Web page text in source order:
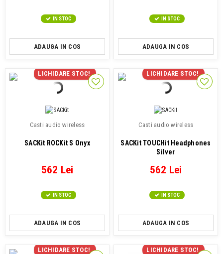
IN STOC
ADAUGA IN COS
IN STOC
ADAUGA IN COS
LICHIDARE STOC!
Casti audio wireless
SACKit ROCKit S Onyx
562 Lei
IN STOC
ADAUGA IN COS
LICHIDARE STOC!
Casti audio wireless
SACKit TOUCHit Headphones
Silver
562 Lei
IN STOC
ADAUGA IN COS
LICHIDARE STOC! LICHIDARE STOC!